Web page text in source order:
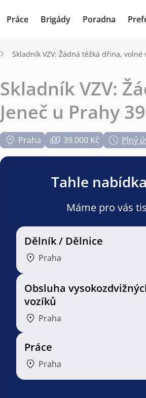
Práce Brigády Poradna
Skladník VZV: Žádná těžká dřina, volné
Skladník VZV:
Jeneč u Prahy
Praha 39.000 Kč Plný
Tahle
Máme pro vás
Dělník / Dělnice
Praha
Obsluha
vozíků
Praha
Práce
Praha